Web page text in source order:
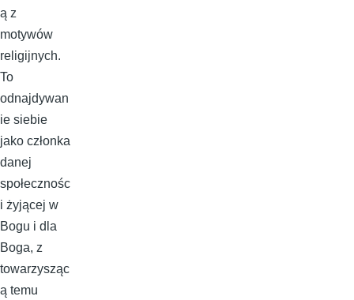
ą z
motywów
religijnych.
To
odnajdywan
ie siebie
jako członka
danej
społecznośc
i żyjącej w
Bogu i dla
Boga, z
towarzysząc
ą temu